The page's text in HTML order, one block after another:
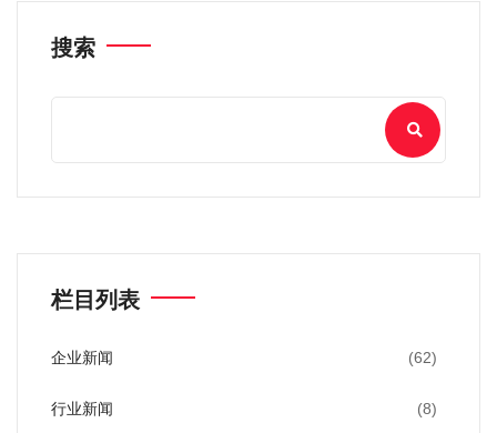
搜索
栏目列表
企业新闻 (62)
行业新闻 (8)